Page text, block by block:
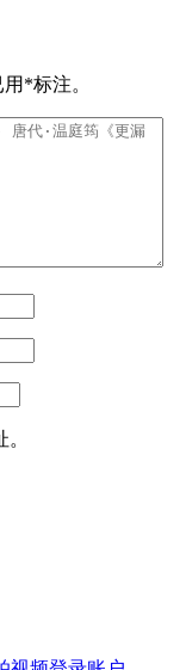
*标注。